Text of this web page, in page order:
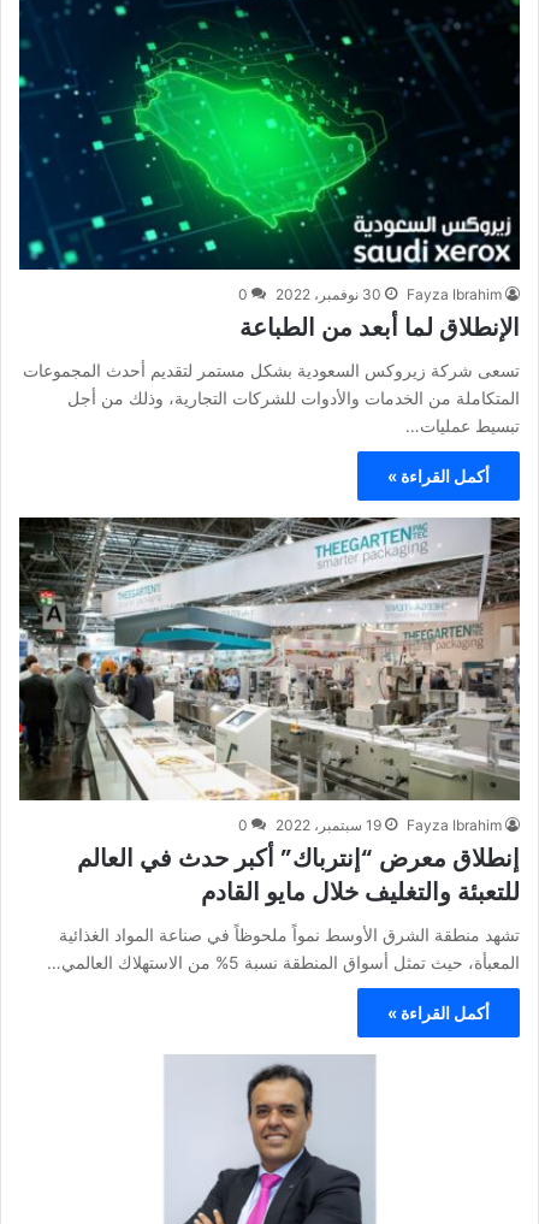
Fayza Ibrahim 30 نوفمبر، 2022 0
الإنطلاق لما أبعد من الطباعة
تسعى شركة زيروكس السعودية بشكل مستمر لتقديم أحدث المجموعات
المتكاملة من الخدمات والأدوات للشركات التجارية، وذلك من أجل
تبسيط عمليات…
أكمل القراءة »
Fayza Ibrahim 19 سبتمبر، 2022 0
إنطلاق معرض “إنترباك” أكبر حدث في العالم
للتعبئة والتغليف خلال مايو القادم
تشهد منطقة الشرق الأوسط نمواً ملحوظاً في صناعة المواد الغذائية
المعبأة، حيث تمثل أسواق المنطقة نسبة 5% من الاستهلاك العالمي…
أكمل القراءة »